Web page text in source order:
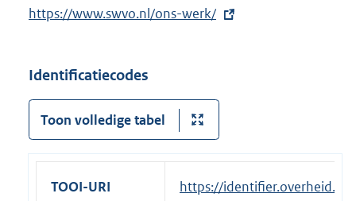
E
e
r
e
https://www.swvo.nl/ons-werk/
Identificatiecodes
Toon volledige tabel
TOOI-URI
https://identifier.overheid.